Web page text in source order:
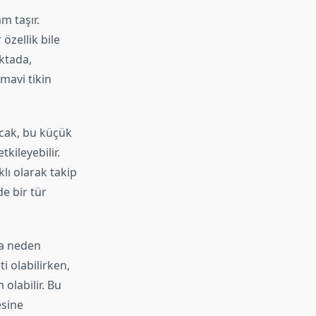
taşır.
bile
mavi tikin
bu küçük
olarak takip
bir tür
neden
olabilirken,
olabilir. Bu